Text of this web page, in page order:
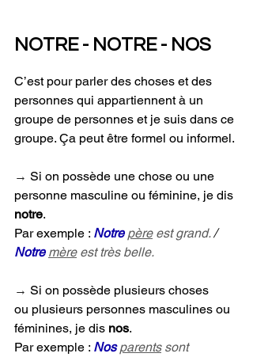
NOTRE - NOTRE - NOS
C’est pour parler des choses et des
personnes qui appartiennent à un
groupe de personnes et je suis dans ce
groupe. Ça peut être formel ou informel.
→ Si on possède une chose ou une
personne masculine ou féminine, je dis
notre.
Par exemple : Notre père est grand. /
Notre mère est très belle.
→ Si on possède plusieurs choses
ou plusieurs personnes masculines ou
féminines, je dis nos.
Par exemple : Nos parents sont